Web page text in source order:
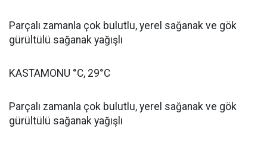
Parçalı zamanla çok bulutlu, yerel sağanak ve gök
gürültülü sağanak yağışlı
KASTAMONU °C, 29°C
Parçalı zamanla çok bulutlu, yerel sağanak ve gök
gürültülü sağanak yağışlı